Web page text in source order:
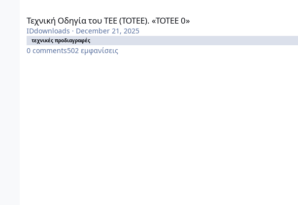
Τεχνική Οδηγία του ΤΕΕ (ΤΟΤΕΕ). «ΤΟΤΕΕ 0»
IDdownloads · December 21, 2025
τεχνικές προδιαγραφές
0 comments502 εμφανίσεις